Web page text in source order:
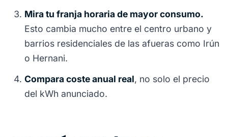
Mira tu franja horaria de mayor consumo.
Esto cambia mucho entre el centro urbano y
barrios residenciales de las afueras como Irún
o Hernani.
Compara coste anual real, no solo el precio
del kWh anunciado.